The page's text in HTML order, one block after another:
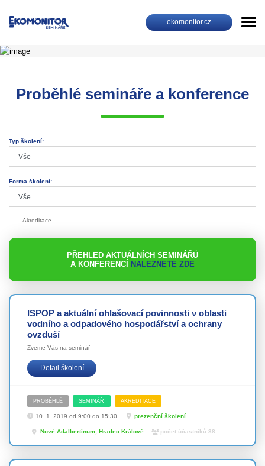
ekomonitor.cz
Proběhlé semináře a konference
Typ školení:
Forma školení:
Akreditace
PŘEHLED AKTUÁLNÍCH SEMINÁŘŮ
A KONFERENCÍ
NALEZNETE ZDE
ISPOP a aktuální ohlašovací povinnosti v oblasti
vodního a odpadového hospodářství a ochrany
ovzduší
Zveme Vás na seminář
Detail školení
PROBĚHLÉ SEMINÁŘ AKREDITACE
10. 1. 2019 od 9:00 do 15:30 prezenční školení
Nové Adalbertinum, Hradec Králové počet účastníků 38